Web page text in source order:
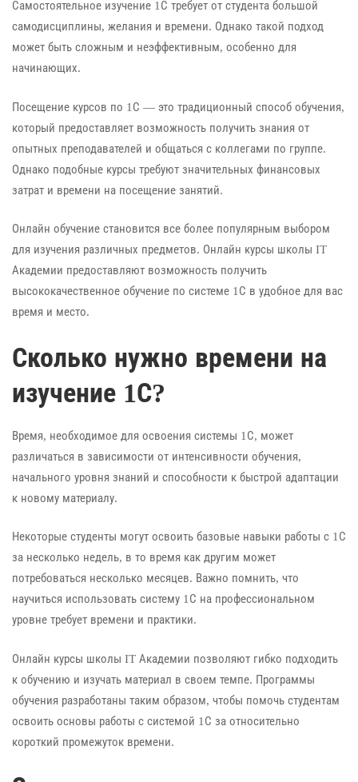
Самостоятельное изучение 1С требует от студента большой
самодисциплины, желания и времени. Однако такой подход
может быть сложным и неэффективным, особенно для
начинающих.
Посещение курсов по 1С — это традиционный способ обучения,
который предоставляет возможность получить знания от
опытных преподавателей и общаться с коллегами по группе.
Однако подобные курсы требуют значительных финансовых
затрат и времени на посещение занятий.
Онлайн обучение становится все более популярным выбором
для изучения различных предметов. Онлайн курсы школы IT
Академии предоставляют возможность получить
высококачественное обучение по системе 1С в удобное для вас
время и место.
Сколько нужно времени на
изучение 1С?
Время, необходимое для освоения системы 1С, может
различаться в зависимости от интенсивности обучения,
начального уровня знаний и способности к быстрой адаптации
к новому материалу.
Некоторые студенты могут освоить базовые навыки работы с 1С
за несколько недель, в то время как другим может
потребоваться несколько месяцев. Важно помнить, что
научиться использовать систему 1С на профессиональном
уровне требует времени и практики.
Онлайн курсы школы IT Академии позволяют гибко подходить
к обучению и изучать материал в своем темпе. Программы
обучения разработаны таким образом, чтобы помочь студентам
освоить основы работы с системой 1С за относительно
короткий промежуток времени.